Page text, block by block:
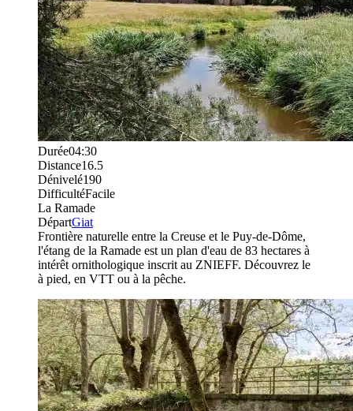
Durée04:30
Distance16.5
Dénivelé190
DifficultéFacile
La Ramade
DépartGiat
Frontière naturelle entre la Creuse et le Puy-de-Dôme,
l'étang de la Ramade est un plan d'eau de 83 hectares à
intérêt ornithologique inscrit au ZNIEFF. Découvrez le
à pied, en VTT ou à la pêche.